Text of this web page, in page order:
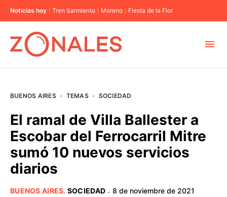
Noticias hoy Tren Sarmiento Moreno Fiesta de la Flor
BUENOS AIRES
PROVINCIAS
BUENOS AIRES · TEMAS · SOCIEDAD
El ramal de Villa Ballester a
Escobar del Ferrocarril Mitre
sumó 10 nuevos servicios
diarios
BUENOS AIRES. SOCIEDAD · 8 de noviembre de 2021